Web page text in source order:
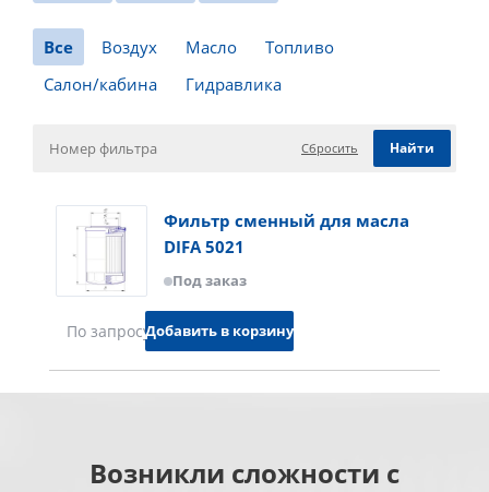
Все Воздух Масло
Топливо
Салон/кабина
Гидравлика
Сбросить
Фильтр сменный для масла
DIFA 5021
Под заказ
По запросуДобавить в корзину
Возникли сложности с